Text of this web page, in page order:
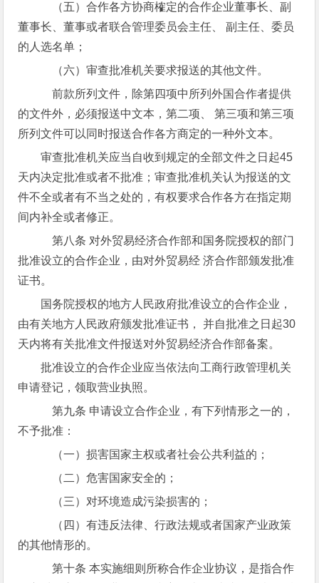
（五）合作各方协商榷定的合作企业董事长、副
董事长、董事或者联合管理委员会主任、 副主任、委员
的人选名单；
（六）审查批准机关要求报送的其他文件。
前款所列文件，除第四项中所列外国合作者提供
的文件外，必须报送中文本，第二项、 第三项和第三项
所列文件可以同时报送合作各方商定的一种外文本。
审查批准机关应当自收到规定的全部文件之日起45
天内决定批准或者不批准；审查批准机关认为报送的文
件不全或者有不当之处的，有权要求合作各方在指定期
间内补全或者修正。
第八条 对外贸易经济合作部和国务院授权的部门
批准设立的合作企业，由对外贸易经 济合作部颁发批准
证书。
国务院授权的地方人民政府批准设立的合作企业，
由有关地方人民政府颁发批准证书， 并自批准之日起30
天内将有关批准文件报送对外贸易经济合作部备案。
批准设立的合作企业应当依法向工商行政管理机关
申请登记，领取营业执照。
第九条 申请设立合作企业，有下列情形之一的，
不予批准：
（一）损害国家主权或者社会公共利益的；
（二）危害国家安全的；
（三）对环境造成污染损害的；
（四）有违反法律、行政法规或者国家产业政策
的其他情形的。
第十条 本实施细则所称合作企业协议，是指合作